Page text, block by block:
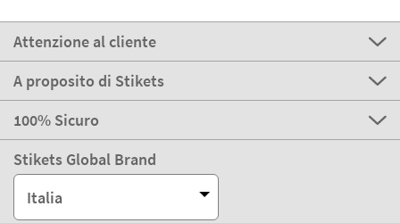
Attenzione al cliente
A proposito di Stikets
100% Sicuro
Stikets Global Brand
Italia